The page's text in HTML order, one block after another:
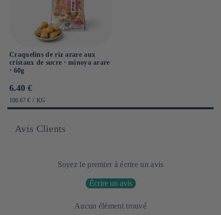
Craquelins de riz arare aux
cristaux de sucre ⋅ minoya arare
⋅ 60g
Prix
habituel
6.40 €
PRIX
UNITAIRE
106.67 € / PAR
KG
Avis Clients
Soyez le premier à écrire un avis
Écrire un avis
Aucun élément trouvé